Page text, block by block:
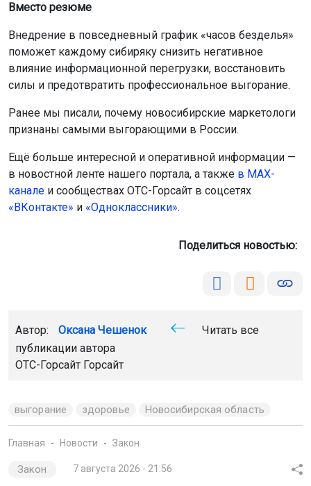
Вместо резюме
Внедрение в повседневный график «часов безделья»
поможет каждому сибиряку снизить негативное
влияние информационной перегрузки, восстановить
силы и предотвратить профессиональное выгорание.
Ранее мы писали, почему новосибирские маркетологи
признаны самыми выгорающими в России.
Ещё больше интересной и оперативной информации —
в новостной ленте нашего портала, а также в МАХ-
канале и сообществах ОТС-Горсайт в соцсетях
«ВКонтакте» и «Одноклассники».
Поделиться новостью:
Автор: Оксана Чешенок
Читать все
публикации автора
ОТС-Горсайт Горсайт
выгорание здоровье Новосибирская область
Главная Новости Закон
Закон 7 августа 2026 - 21:56